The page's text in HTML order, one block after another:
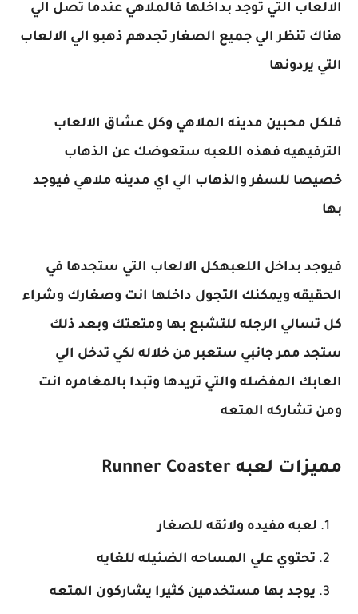
الالعاب التي توجد بداخلها فالملاهي عندما تصل الي
هناك تنظر الي جميع الصغار تجدهم ذهبو الي الالعاب
التي يردونها
فلكل محبين مدينه الملاهي وكل عشاق الالعاب
الترفيهيه فهذه اللعبه ستعوضك عن الذهاب
خصيصا للسفر والذهاب الي اي مدينه ملاهي فيوجد
بها
فيوجد بداخل اللعبهكل الالعاب التي ستجدها في
الحقيقه ويمكنك التجول داخلها انت وصغارك وشراء
كل تسالي الرجله للتشبع بها ومتعتك وبعد ذلك
ستجد ممر جانبي ستعبر من خلاله لكي تدخل الي
العابك المفضله والتي تريدها وتبدا بالمغامره انت
ومن تشاركه المتعه
مميزات لعبه Runner Coaster
لعبه مفيده ولائقه للصغار
تحتوي علي المساحه الضئيله للغايه
يوجد بها مستخدمين كثيرا يشاركون المتعه